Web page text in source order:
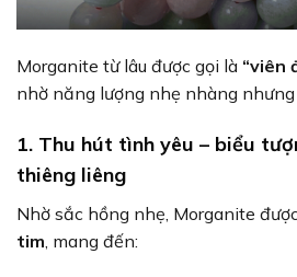
Morganite từ lâu được gọi là “viên
nhờ năng lượng nhẹ nhàng nhưng
1. Thu hút tình yêu – biểu
thiêng liêng
Nhờ sắc hồng nhẹ, Morganite
tim, mang đến: